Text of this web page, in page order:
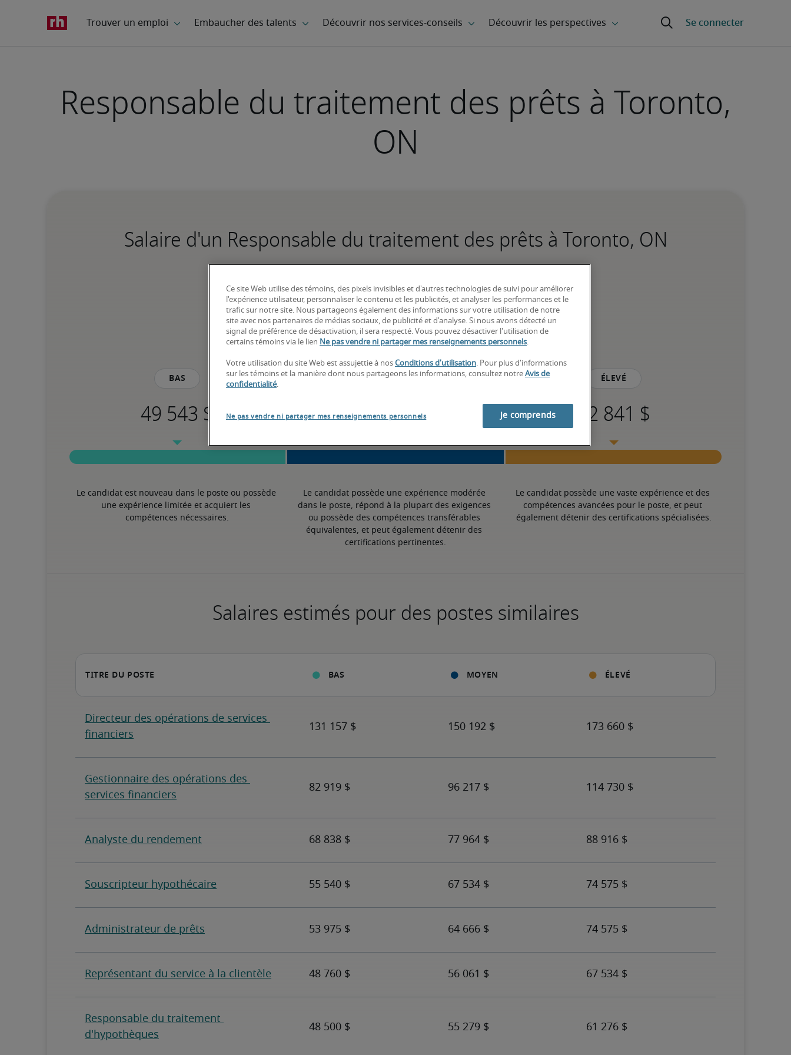
Responsable du traitement des prêts à Toronto,
ON
Salaire d'un Responsable du traitement des prêts à Toronto, ON
-
4,3% supérieur à la moyenne nationale
Bas
Le candidat est nouveau dans le poste ou possède
une expérience limitée et acquiert les
compétences nécessaires.
Moyen
Le candidat possède une expérience modérée
dans le poste, répond à la plupart des exigences
ou possède des compétences transférables
équivalentes, et peut également détenir des
certifications pertinentes.
Élevé
Le candidat possède une vaste expérience et des
compétences avancées pour le poste, et peut
également détenir des certifications spécialisées.
Salaires estimés pour des postes similaires
Ce site Web utilise des témoins, des pixels invisibles et d'autres technologies de suivi pour améliorer
l'expérience utilisateur, personnaliser le contenu et les publicités, et analyser les performances et le
trafic sur notre site. Nous partageons également des informations sur votre utilisation de notre
site avec nos partenaires de médias sociaux, de publicité et d'analyse. Si nous avons détecté un
signal de préférence de désactivation, il sera respecté. Vous pouvez désactiver l'utilisation de
certains témoins via le lien Ne pas vendre ni partager mes renseignements personnels.
Votre utilisation du site Web est assujettie à nos Conditions d'utilisation. Pour plus d'informations
sur les témoins et la manière dont nous partageons les informations, consultez notre Avis de
confidentialité.
Ne pas vendre ni partager mes renseignements personnels Je comprends